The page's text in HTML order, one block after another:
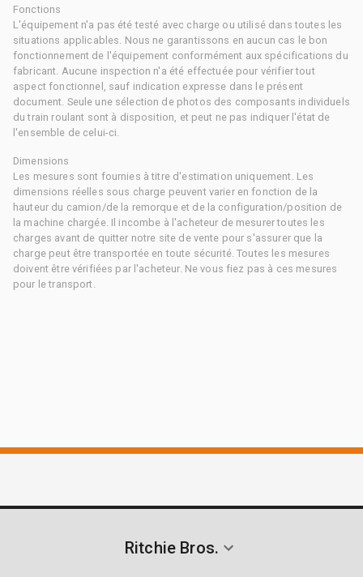
Fonctions
L'équipement n'a pas été testé avec charge ou utilisé dans toutes les
situations applicables. Nous ne garantissons en aucun cas le bon
fonctionnement de l'équipement conformément aux spécifications du
fabricant. Aucune inspection n'a été effectuée pour vérifier tout
aspect fonctionnel, sauf indication expresse dans le présent
document. Seule une sélection de photos des composants individuels
du train roulant sont à disposition, et peut ne pas indiquer l'état de
l'ensemble de celui-ci.
Dimensions
Les mesures sont fournies à titre d'estimation uniquement. Les
dimensions réelles sous charge peuvent varier en fonction de la
hauteur du camion/de la remorque et de la configuration/position de
la machine chargée. Il incombe à l'acheteur de mesurer toutes les
charges avant de quitter notre site de vente pour s'assurer que la
charge peut être transportée en toute sécurité. Toutes les mesures
doivent être vérifiées par l'acheteur. Ne vous fiez pas à ces mesures
pour le transport.
Ritchie Bros.